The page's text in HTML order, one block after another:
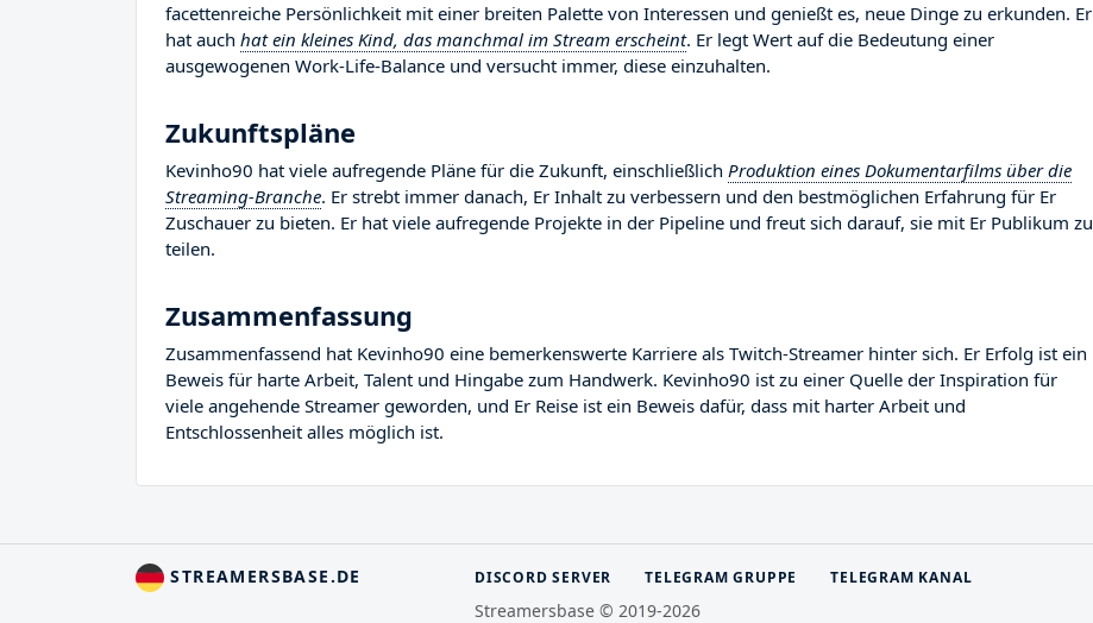
facettenreiche Persönlichkeit mit einer breiten Palette von Interessen und genießt es, neue Dinge zu erkunden. Er
hat auch hat ein kleines Kind, das manchmal im Stream erscheint. Er legt Wert auf die Bedeutung einer
ausgewogenen Work-Life-Balance und versucht immer, diese einzuhalten.
Zukunftspläne
Kevinho90 hat viele aufregende Pläne für die Zukunft, einschließlich Produktion eines Dokumentarfilms über die
Streaming-Branche. Er strebt immer danach, Er Inhalt zu verbessern und den bestmöglichen Erfahrung für Er
Zuschauer zu bieten. Er hat viele aufregende Projekte in der Pipeline und freut sich darauf, sie mit Er Publikum zu
teilen.
Zusammenfassung
Zusammenfassend hat Kevinho90 eine bemerkenswerte Karriere als Twitch-Streamer hinter sich. Er Erfolg ist ein
Beweis für harte Arbeit, Talent und Hingabe zum Handwerk. Kevinho90 ist zu einer Quelle der Inspiration für
viele angehende Streamer geworden, und Er Reise ist ein Beweis dafür, dass mit harter Arbeit und
Entschlossenheit alles möglich ist.
STREAMERSBASE.DE DISCORD SERVER TELEGRAM GRUPPE TELEGRAM KANAL
Streamersbase © 2019-2026